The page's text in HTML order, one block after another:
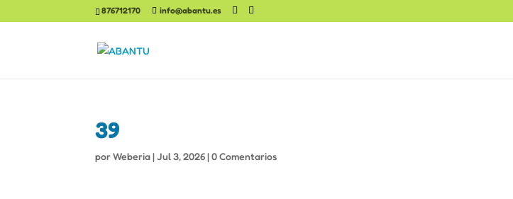
876712170 info@abantu.es
39
porWeberia|Jul 3, 2026|0 Comentarios